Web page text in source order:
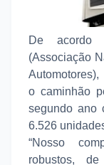
De acordo
(Associação
o caminhão
segundo ano
6.526
“Nosso
robustos,